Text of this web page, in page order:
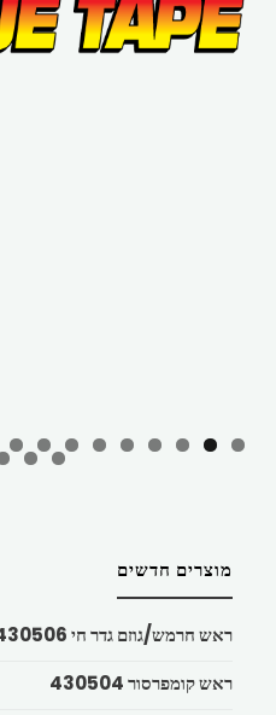
מוצרים חדשים
ראש חרמש/גוזם גדר חי 430506
ראש קומפרסור 430504